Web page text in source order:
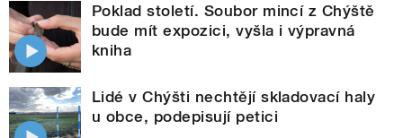
Poklad století. Soubor mincí z Chýště
bude mít expozici, vyšla i výpravná
kniha
Lidé v Chýšti nechtějí skladovací haly
u obce, podepisují petici